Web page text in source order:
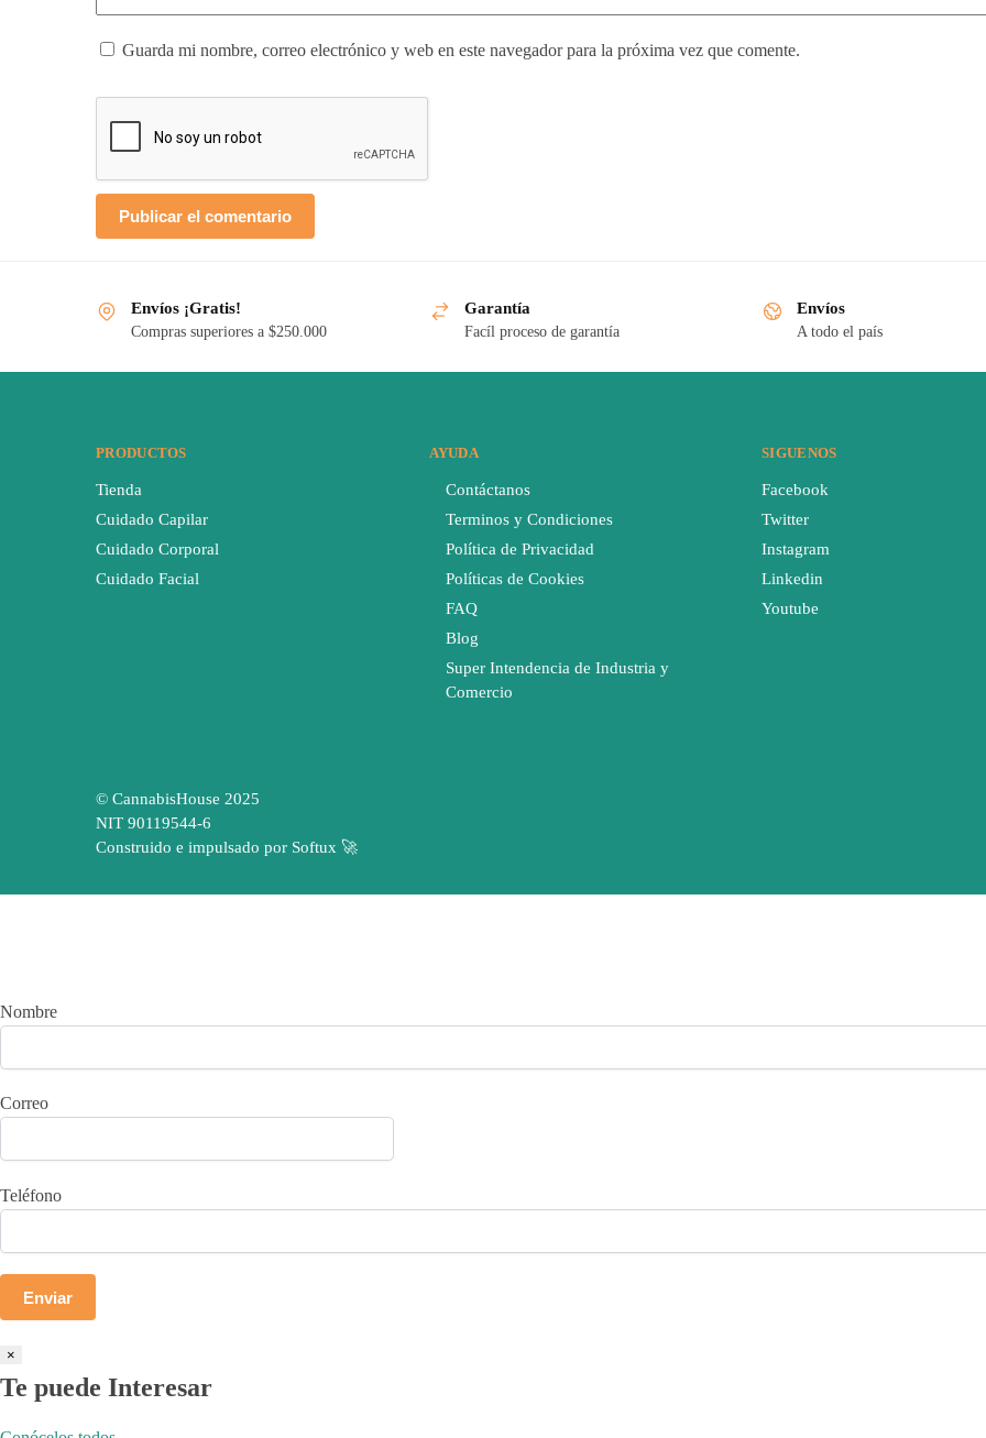
Guarda mi nombre, correo electrónico y web en este navegador para la próxima vez que comente.
Envíos ¡Gratis!
Compras superiores a $250.000
Garantía
Facíl proceso de garantía
Envíos
A todo el país
PRODUCTOS
Tienda
Cuidado Capilar
Cuidado Corporal
Cuidado Facial
AYUDA
Contáctanos
Terminos y Condiciones
Política de Privacidad
Políticas de Cookies
FAQ
Blog
Super Intendencia de Industria y
Comercio
SIGUENOS
Facebook
Twitter
Instagram
Linkedin
Youtube
© CannabisHouse 2025
NIT 90119544-6
Construido e impulsado por Softux 🚀
Nombre
Correo
Teléfono
×
Te puede Interesar